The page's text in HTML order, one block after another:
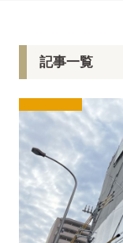
記事一覧